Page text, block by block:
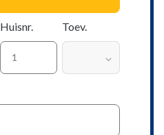
Huisnr. Toev.